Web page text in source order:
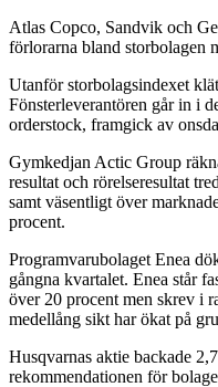
Atlas Copco, Sandvik och
förlorarna bland storbolagen
Utanför storbolagsindexet
Fönsterleverantören går in i
orderstock, framgick av
Gymkedjan Actic Group
resultat och rörelseresultat
samt väsentligt över
procent.
Programvarubolaget Enea
gångna kvartalet. Enea står
över 20 procent men skrev i
medellång sikt har ökat på
Husqvarnas aktie backade
rekommendationen för